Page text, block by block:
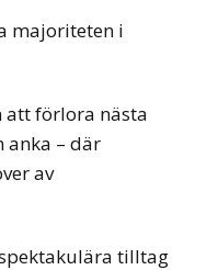
majoriteten i
att förlora nästa
anka – där
av
tilltag